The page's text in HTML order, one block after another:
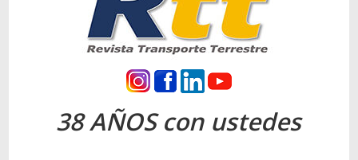
SINOTRUK Pick-ups presentó la recién estrenada Bolden en
la Expo Compras Públicas 2026
Revista
38 AÑOS con ustedes